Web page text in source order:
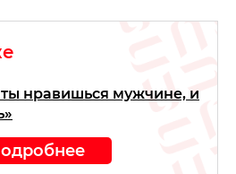
ты нравишься мужчине, и